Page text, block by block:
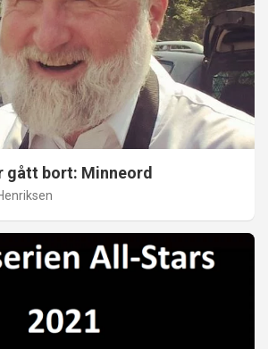
gått bort: Minneord